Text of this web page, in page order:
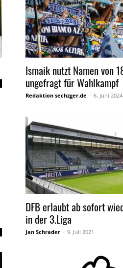
Ismaik nutzt Namen von
ungefragt für Wahlkampf
Redaktion sechzger.de - 6. Juni 2024
DFB erlaubt ab sofort
in der 3.Liga
Jan Schrader - 9. Juli 2021